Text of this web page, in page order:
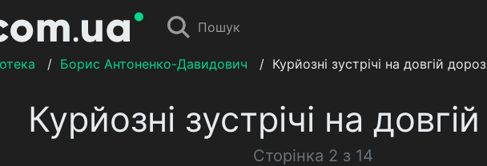
Пошук
/ Борис Антоненко-Давидович / Курйозні зустрічі на довгій
Курйозні зустрічі на
Сторінка 2 з 14